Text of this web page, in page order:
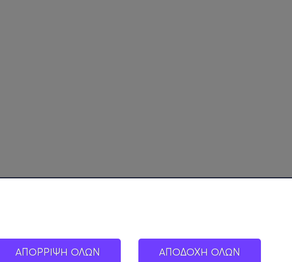
ΑΠΟΡΡΙΨΗ ΟΛΩΝ ΑΠΟΔΟΧΗ ΟΛΩΝ